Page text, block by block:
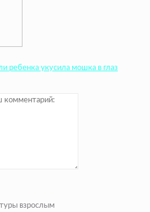
ребенка укусила мошка в глаз